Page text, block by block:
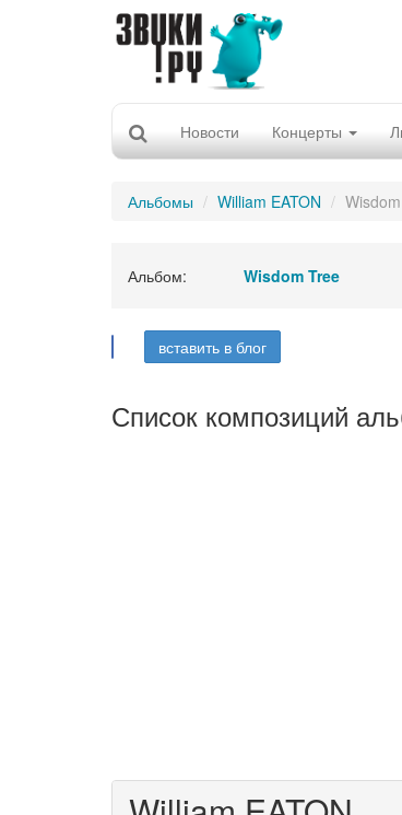
Новости Концерты
Альбомы William EATON
Альбом: Wisdom Tree
вставить в блог
Список композиций